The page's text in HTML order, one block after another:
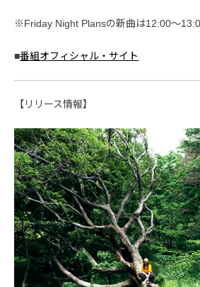
※Friday Night Plansの新曲は12:00〜
■番組オフィシャル・サイト
【リリース情報】